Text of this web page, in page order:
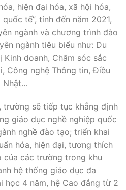
hiện đại hóa, xã hội hóa,
tế”, tính đến năm 2021,
ngành và chương trình đào
ngành tiêu biểu như: Du
Kinh doanh, Chăm sóc sắc
Công nghệ Thông tin, Điều
Nhật…
trường sẽ tiếp tục khẳng định
giáo dục nghề nghiệp quốc
nghề đào tạo; triển khai
hóa, hiện đại, tương thích
các trường trong khu
hệ thống giáo dục đa
học 4 năm, hệ Cao đẳng từ 2